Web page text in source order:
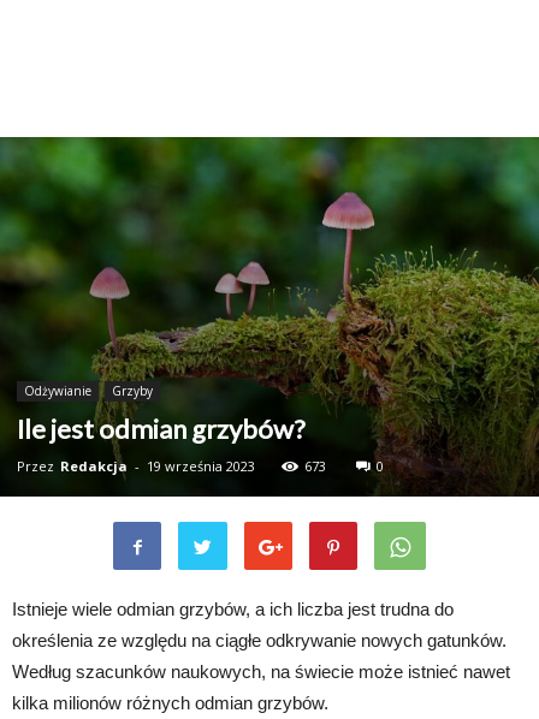
Odżywianie Grzyby
Ile jest odmian grzybów?
Przez Redakcja - 19 września 2023 673 0
Istnieje wiele odmian grzybów, a ich liczba jest trudna do
określenia ze względu na ciągłe odkrywanie nowych gatunków.
Według szacunków naukowych, na świecie może istnieć nawet
kilka milionów różnych odmian grzybów.